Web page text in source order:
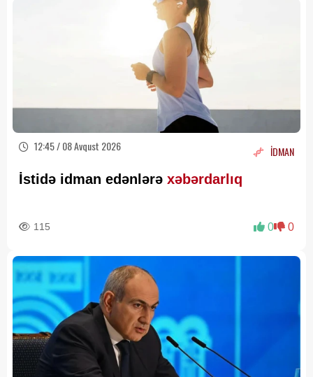
12:45 / 08 Avqust 2026 İDMAN
İstidə idman edənlərə xəbərdarlıq
115 0 0